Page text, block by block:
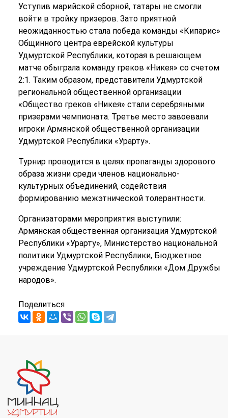
Уступив марийской сборной, татары не смогли
войти в тройку призеров. Зато приятной
неожиданностью стала победа команды «Кипарис»
Общинного центра еврейской культуры
Удмуртской Республики, которая в решающем
матче обыграла команду греков «Никея» со счетом
2:1. Таким образом, представители Удмуртской
региональной общественной организации
«Общество греков «Никея» стали серебряными
призерами чемпионата. Третье место завоевали
игроки Армянской общественной организации
Удмуртской Республики «Урарту».
Турнир проводится в целях пропаганды здорового
образа жизни среди членов национально-
культурных объединений, содействия
формированию межэтнической толерантности.
Организаторами мероприятия выступили:
Армянская общественная организация Удмуртской
Республики «Урарту», Министерство национальной
политики Удмуртской Республики, Бюджетное
учреждение Удмуртской Республики «Дом Дружбы
народов».
Поделиться